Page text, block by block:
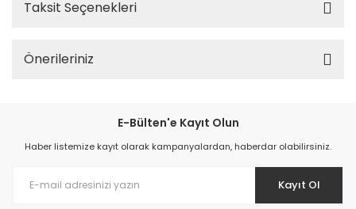
Taksit Seçenekleri
Önerileriniz
E-Bülten'e Kayıt Olun
Haber listemize kayıt olarak kampanyalardan, haberdar olabilirsiniz.
Kayıt Ol